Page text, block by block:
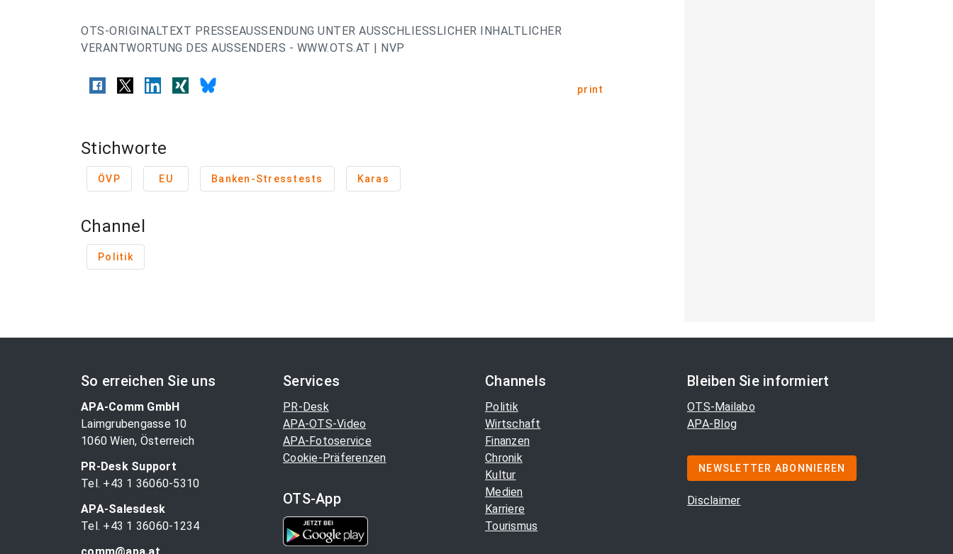
OTS-ORIGINALTEXT PRESSEAUSSENDUNG UNTER AUSSCHLIESSLICHER INHALTLICHER
VERANTWORTUNG DES AUSSENDERS - WWW.OTS.AT | NVP
print
Stichworte
ÖVP EU Banken-Stresstests Karas
Channel
Politik
So erreichen Sie uns
APA-Comm GmbH
Laimgrubengasse 10
1060 Wien, Österreich
PR-Desk Support
Tel. +43 1 36060-5310
APA-Salesdesk
Tel. +43 1 36060-1234
Services
PR-Desk
APA-OTS-Video
APA-Fotoservice
Cookie-Präferenzen
OTS-App
Channels
Politik
Wirtschaft
Finanzen
Chronik
Kultur
Medien
Karriere
Tourismus
Bleiben Sie informiert
OTS-Mailabo
APA-Blog
NEWSLETTER ABONNIEREN
Disclaimer